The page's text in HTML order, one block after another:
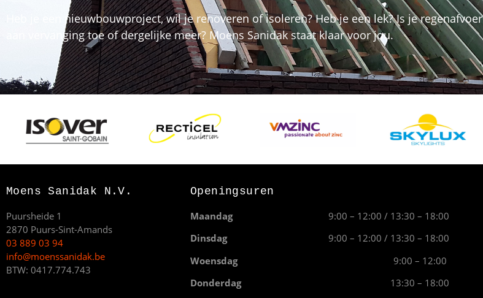
Heb je een nieuwbouwproject, wil je renoveren of isoleren? Heb je een lek? Is je regenafvoer
aan vervanging toe of dergelijke meer? Moens Sanidak staat klaar voor jou.
Moens Sanidak N.V.
Puursheide 1
2870 Puurs-Sint-Amands
03 889 03 94
info@moenssanidak.be
BTW: 0417.774.743
Openingsuren
Maandag
9:00 – 12:00 / 13:30 – 18:00
Dinsdag
9:00 – 12:00 / 13:30 – 18:00
Woensdag
9:00 – 12:00
Donderdag
13:30 – 18:00